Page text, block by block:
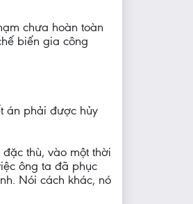
chưa hoàn toàn
biến gia công
án phải được hủy
thù, vào một thời
ông ta đã phục
Nói cách khác, nó